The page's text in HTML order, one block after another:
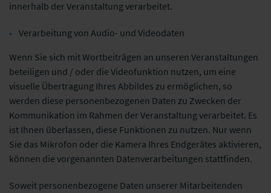
innerhalb der Veranstaltung verarbeitet.
Verarbeitung von Audio- und Videodaten
Wenn Sie sich mit Wortbeiträgen an unseren Veranstaltungen
beteiligen und / oder die Videofunktion nutzen, um eine
visuelle Übertragung Ihres Abbildes zu ermöglichen, so
werden diese personenbezogenen Daten zu Zwecken der
Kommunikation im Rahmen der Veranstaltung verarbeitet. Es
ist Ihnen überlassen, diese Funktionen zu nutzen. Nur wenn
Sie das Mikrofon oder die Kamera Ihres Endgerätes aktivieren,
können die vorgenannten Datenverarbeitungen stattfinden.
Soweit personenbezogene Daten unserer Mitarbeitenden